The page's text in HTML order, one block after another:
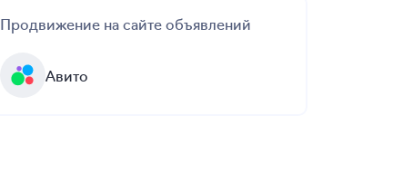
Продвижение на сайте объявлений
Авито